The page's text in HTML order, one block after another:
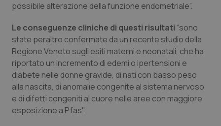
Valle D’Aosta
Veneto
Oncodermatologia
Oncoematologia
Oncologia & Nutrizione
Psoriasi & pelle
possibile alterazione della funzione endometriale”.
Le conseguenze cliniche di questi risultati “sono
state peraltro confermate da un recente studio della
Regione Veneto sugli esiti materni e neonatali, che ha
riportato un incremento di edemi o ipertensioni e
diabete nelle donne gravide, di nati con basso peso
alla nascita, di anomalie congenite al sistema nervoso
e di difetti congeniti al cuore nelle aree con maggiore
esposizione a Pfas".